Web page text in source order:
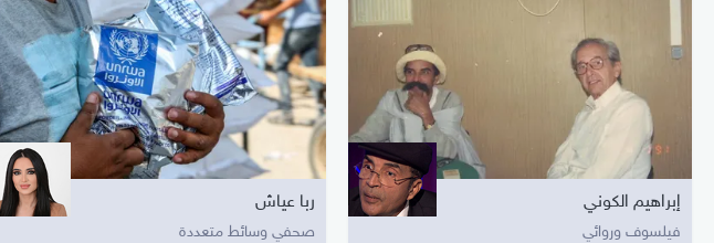
إبراهيم الكوني
فيلسوف وروائي
ربا عياش
صحفي وسائط متعددة